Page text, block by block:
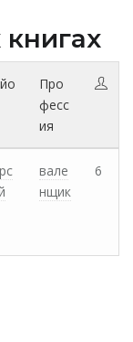
Про
фесс
ия
вале
нщик
6